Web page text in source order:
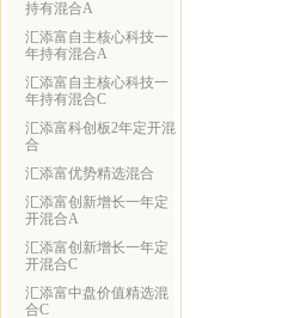
持有混合A
汇添富自主核心科技一
年持有混合A
汇添富自主核心科技一
年持有混合C
汇添富科创板2年定开混
合
汇添富优势精选混合
汇添富创新增长一年定
开混合A
汇添富创新增长一年定
开混合C
汇添富中盘价值精选混
合C